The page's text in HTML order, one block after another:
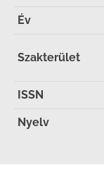
Év
Szakterület
ISSN
Nyelv